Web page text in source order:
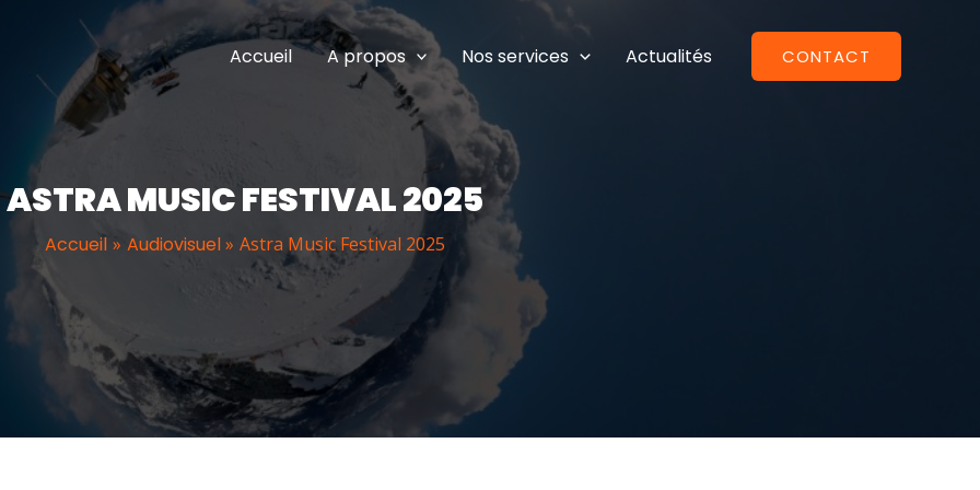
Accueil A propos Nos services Actualités CONTACT
ASTRA MUSIC FESTIVAL 2025
Accueil Audiovisuel Astra Music Festival 2025